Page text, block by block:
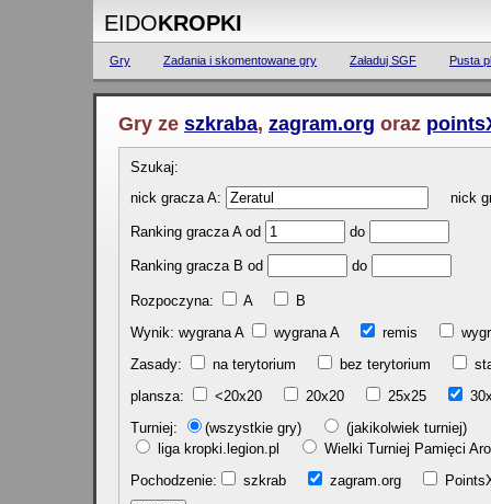
EIDOKROPKI
Gry Zadania i skomentowane gry Załaduj SGF Pusta
Gry ze szkraba, zagram.org oraz
Szukaj:
nick gracza A:
nick
Ranking gracza A od do
Ranking gracza B od do
Rozpoczyna: A
B
Wynik: wygrana A
wygrana A remis
Zasady:
na terytorium bez terytorium
plansza:
<20x20 20x20 25x25
Turniej:
(wszystkie gry)
(jakikolwiek turniej)
liga kropki.legion.pl
Wielki Turniej Pamięci
Pochodzenie:
szkrab zagram.org